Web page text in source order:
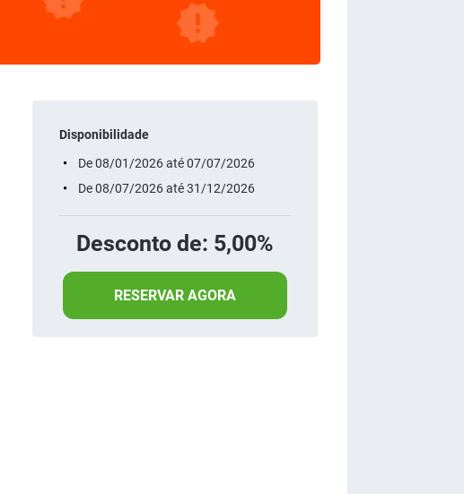
Disponibilidade
De 08/01/2026 até 07/07/2026
De 08/07/2026 até 31/12/2026
Desconto de: 5,00%
RESERVAR AGORA